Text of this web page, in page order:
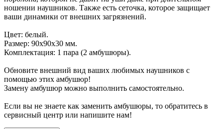
ношении наушников. Также есть сеточка, которое защищает
ваши динамики от внешних загрязнений.
Цвет: белый.
Размер: 90х90х30 мм.
Комплектация: 1 пара (2 амбушюры).
Обновите внешний вид ваших любимых наушников с
помощью этих амбушюр!
Замену амбушюр можно выполнить самостоятельно.
Если вы не знаете как заменить амбушюры, то обратитесь в
сервисный центр или напишите нам!